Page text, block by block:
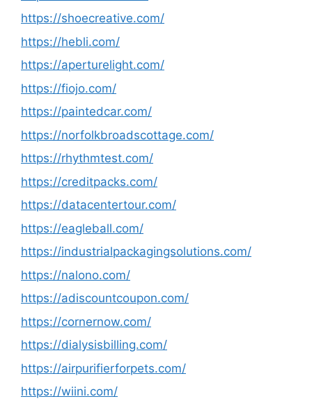
https://shoecreative.com/
https://hebli.com/
https://aperturelight.com/
https://fiojo.com/
https://paintedcar.com/
https://norfolkbroadscottage.com/
https://rhythmtest.com/
https://creditpacks.com/
https://datacentertour.com/
https://eagleball.com/
https://industrialpackagingsolutions.com/
https://nalono.com/
https://adiscountcoupon.com/
https://cornernow.com/
https://dialysisbilling.com/
https://airpurifierforpets.com/
https://wiini.com/